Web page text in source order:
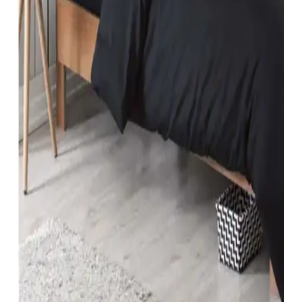
Karaca Home Nevresim Takımları
Malzeme, Tasarım ve Kullanıcı
İki farklı Karaca Home nevresim takımı detaylı
malzeme, tasarım ve kullanıcı yorumlarını
estetik açısından önemli bilgiler içerir.
Özdilek Tek Kişilik Nevresim
Şıklık Sunan Seçenekler
Özdilek'in çeşitli tasarımlarıyla, konfor ve
kişilik nevresim takımları, kaliteli kumaşlar ve
seçenekleriyle odanızı yenilemenize yardımcı
Modern Yatak Odası
Kişilik Nevresim Takımı Seçenekleri